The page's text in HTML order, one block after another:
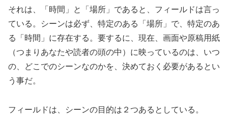
それは、「時間」と「場所」であると、フィールドは言っ
ている。シーンは必ず、特定のある「場所」で、特定のあ
る「時間」に存在する。要するに、現在、画面や原稿用紙
（つまりあなたや読者の頭の中）に映っているのは、いつ
の、どこでのシーンなのかを、決めておく必要があるとい
う事だ。
フィールドは、シーンの目的は２つあるとしている。